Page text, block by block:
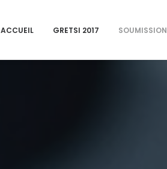
ACCUEIL GRETSI 2017 SOUMISSION